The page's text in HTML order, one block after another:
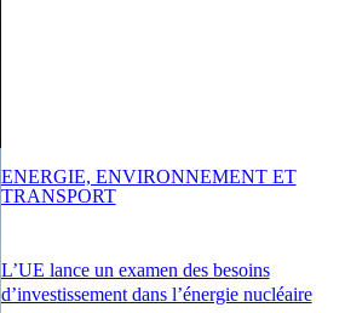
L’UE lance un examen des besoins
d’investissement dans l’énergie nucléaire
ENERGIE, ENVIRONNEMENT ET
TRANSPORT